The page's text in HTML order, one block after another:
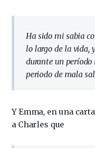
Ha sido mi sabia
lo largo de la vida,
durante un
periodo de mala
Y Emma, en una
a Charles que